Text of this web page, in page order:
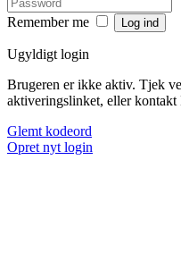
Remember me
Ugyldigt login
Brugeren er ikke aktiv. Tjek
aktiveringslinket, eller
Glemt kodeord
Opret nyt login